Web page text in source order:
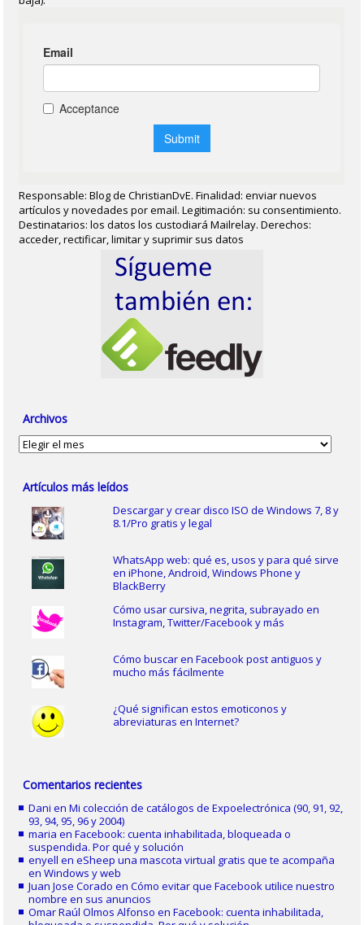
Responsable: Blog de ChristianDvE. Finalidad: enviar nuevos
artículos y novedades por email. Legitimación: su consentimiento.
Destinatarios: los datos los custodiará Mailrelay. Derechos:
acceder, rectificar, limitar y suprimir sus datos
Archivos
Archivos
Artículos más leídos
Descargar y crear disco ISO de Windows 7, 8 y
8.1/Pro gratis y legal
WhatsApp web: qué es, usos y para qué sirve
en iPhone, Android, Windows Phone y
BlackBerry
Cómo usar cursiva, negrita, subrayado en
Instagram, Twitter/Facebook y más
Cómo buscar en Facebook post antiguos y
mucho más fácilmente
¿Qué significan estos emoticonos y
abreviaturas en Internet?
Comentarios recientes
Dani enMi colección de catálogos de Expoelectrónica (90, 91, 92,
93, 94, 95, 96 y 2004)
maria enFacebook: cuenta inhabilitada, bloqueada o
suspendida. Por qué y solución
enyell eneSheep una mascota virtual gratis que te acompaña
en Windows y web
Juan Jose Corado enCómo evitar que Facebook utilice nuestro
nombre en sus anuncios
Omar Raúl Olmos Alfonso enFacebook: cuenta inhabilitada,